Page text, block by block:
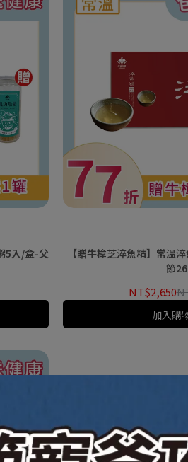
5入/盒-父
【贈牛樟芝淬魚精】常溫
節26
NT$2,650
加入購